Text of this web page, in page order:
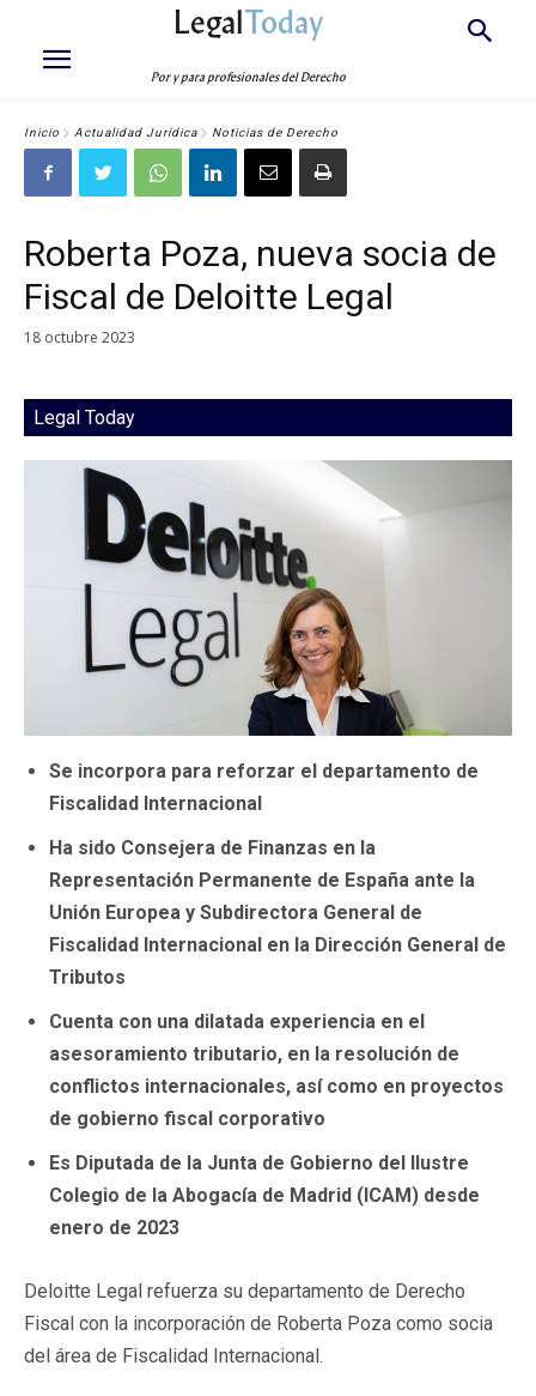
LegalToday
Por y para profesionales del Derecho
Inicio Actualidad Jurídica Noticias de Derecho
Roberta Poza, nueva socia de
Fiscal de Deloitte Legal
18 octubre 2023
Legal Today
Se incorpora para reforzar el departamento de
Fiscalidad Internacional
Ha sido Consejera de Finanzas en la
Representación Permanente de España ante la
Unión Europea y Subdirectora General de
Fiscalidad Internacional en la Dirección General de
Tributos
Cuenta con una dilatada experiencia en el
asesoramiento tributario, en la resolución de
conflictos internacionales, así como en proyectos
de gobierno fiscal corporativo
Es Diputada de la Junta de Gobierno del Ilustre
Colegio de la Abogacía de Madrid (ICAM) desde
enero de 2023
Deloitte Legal refuerza su departamento de Derecho
Fiscal con la incorporación de Roberta Poza como socia
del área de Fiscalidad Internacional.